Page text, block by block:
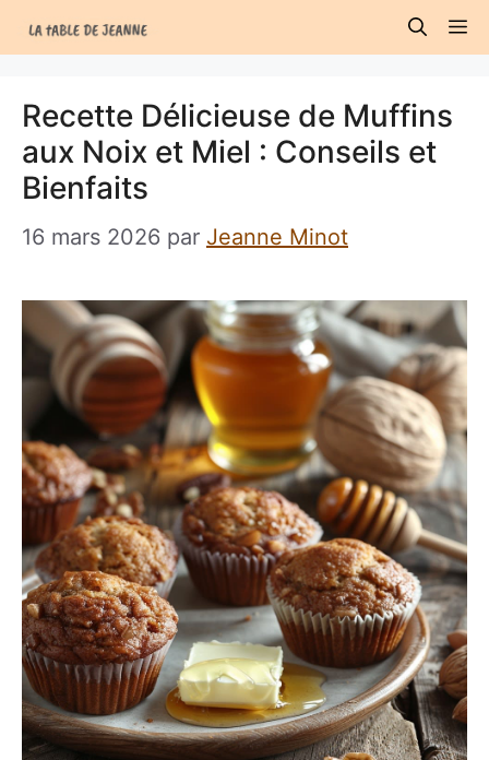
au
Recette Délicieuse de Muffins
aux Noix et Miel : Conseils et
Bienfaits
16 mars 2026 par Jeanne Minot